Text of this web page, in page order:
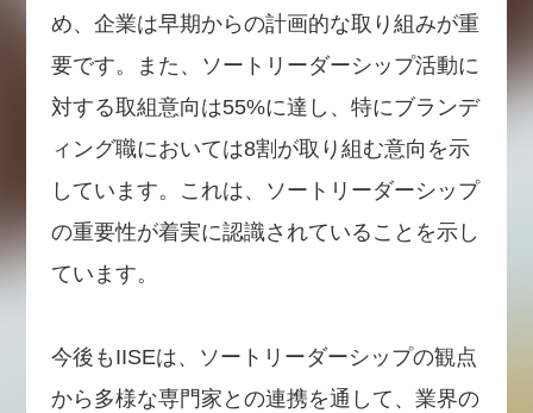
め、企業は早期からの計画的な取り組みが重
要です。また、ソートリーダーシップ活動に
対する取組意向は55%に達し、特にブランデ
ィング職においては8割が取り組む意向を示
しています。これは、ソートリーダーシップ
の重要性が着実に認識されていることを示し
ています。
今後もIISEは、ソートリーダーシップの観点
から多様な専門家との連携を通して、業界の